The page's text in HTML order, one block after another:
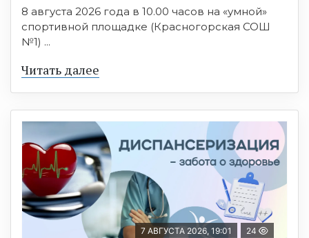
8 августа 2026 года в 10.00 часов на «умной»
спортивной площадке (Красногорская СОШ
№1) ...
Читать далее
7 АВГУСТА 2026, 19:01 24